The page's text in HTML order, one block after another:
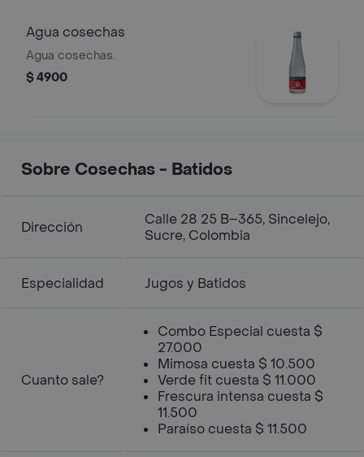
Agua cosechas
Agua cosechas.
$ 4900
Sobre Cosechas - Batidos
Dirección
Calle 28 25 B–365, Sincelejo,
Sucre, Colombia
Especialidad Jugos y Batidos
Cuanto sale?
Combo Especial cuesta $
27.000
Mimosa cuesta $ 10.500
Verde fit cuesta $ 11.000
Frescura intensa cuesta $
11.500
Paraíso cuesta $ 11.500